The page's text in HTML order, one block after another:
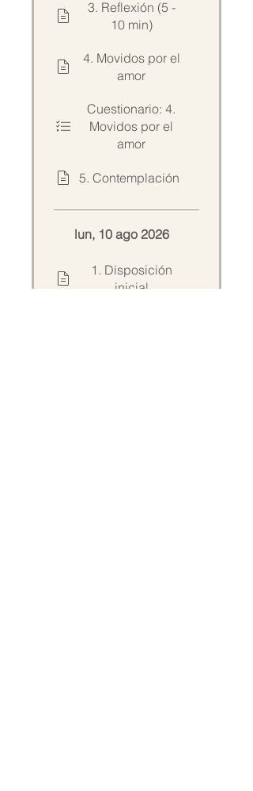
3. Reflexión (5 -
10 min)
4. Movidos por el
amor
Cuestionario: 4.
Movidos por el
amor
5. Contemplación
lun, 10 ago 2026
1. Disposición
inicial